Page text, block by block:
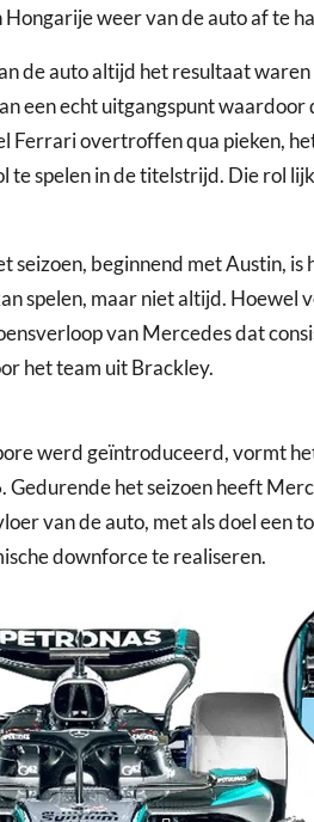
weer van de auto af te
de auto altijd het resultaat waren
een echt uitgangspunt waardoor
Ferrari overtroffen qua pieken,
te spelen in de titelstrijd. Die rol
seizoen, beginnend met Austin, is
spelen, maar niet altijd. Hoewel
van Mercedes dat
het team uit Brackley.
werd geïntroduceerd, vormt
het seizoen heeft
van de auto, met als doel een
downforce te realiseren.